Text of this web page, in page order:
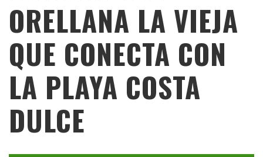
ORELLANA LA VIEJA
QUE CONECTA CON
LA PLAYA COSTA
DULCE